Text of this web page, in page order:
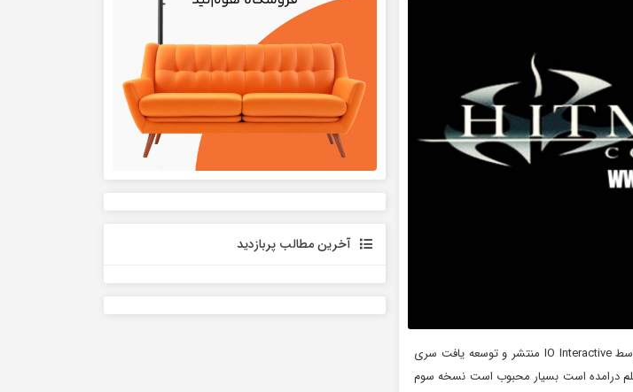
Hitman 3 Contract در سال 2004 برای پلتفرم مایکروسافت و پلی استیشن و ایکس باکس توسط IO Interactive منتشر و توسعه یافت سری
و هم به صورت فیلم درامده است بسیار محبوب است نسخه سوم
آخرین مطالب پربازدید